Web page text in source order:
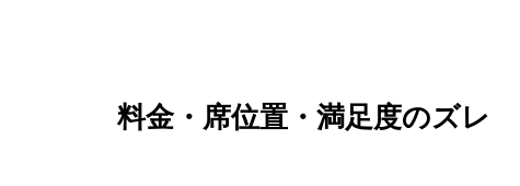
料金・席位置・満足度のズレ